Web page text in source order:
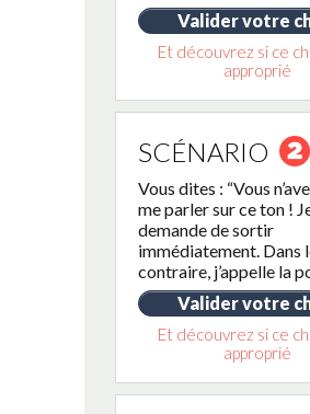
Valider votre
Et découvrez si ce
approprié
SCÉNARIO
Vous dites : “Vous
me parler sur ce ton !
demande de sortir
immédiatement. Dans
contraire, j’appelle la
Valider votre
Et découvrez si ce
approprié